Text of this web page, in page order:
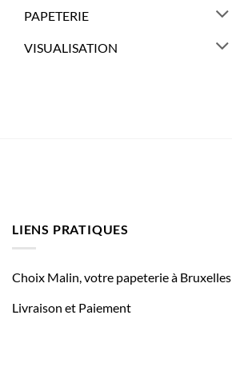
PAPETERIE
VISUALISATION
LIENS PRATIQUES
Choix Malin, votre papeterie à Bruxelles
Livraison et Paiement